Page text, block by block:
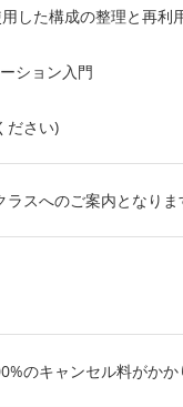
した構成の整理と再利
ション入門
ださい)
スへのご案内となりま
のキャンセル料がかか